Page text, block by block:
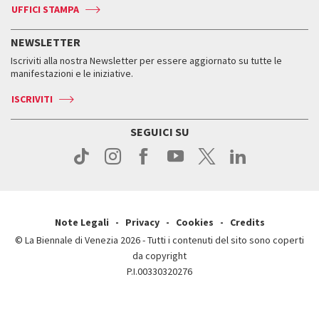
Press
Accrediti
Come raggiungerci
Accrediti
Come raggiungerci
Contatti
Press
Edizioni passate
Orari e sedi
Biglietti
Come raggiungerci
Contatti
ASAC DATI
Orari e sedi
UFFICI STAMPA
NEWSLETTER
Iscriviti alla nostra Newsletter per essere aggiornato su tutte le
manifestazioni e le iniziative.
ISCRIVITI
SEGUICI SU
Note Legali Privacy Cookies
Credits
© La Biennale di Venezia 2026 - Tutti i contenuti del sito sono coperti
da copyright
P.I.00330320276